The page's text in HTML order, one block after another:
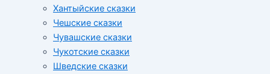
Хантыйские сказки
Чешские сказки
Чувашские сказки
Чукотские сказки
Шведские сказки